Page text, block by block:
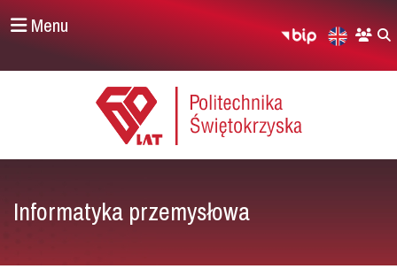
Menu
Informatyka przemysłowa